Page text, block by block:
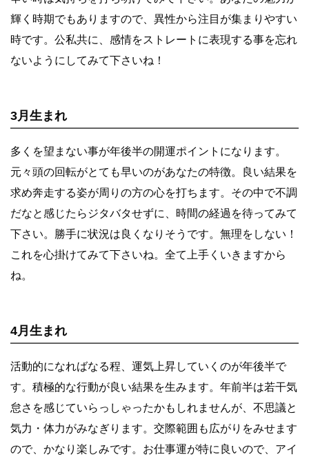
輝く時期でもありますので、異性から注目が集まりやすい
時です。公私共に、感情をストレートに表現する事を忘れ
ないようにしてみて下さいね！
3月生まれ
多くを望まない事が年後半の開運ポイントになります。
元々頭の回転がとても早いのがあなたの特徴。良い結果を
求め奔走する姿が周りの方の心を打ちます。その中で不調
だなと感じたらジタバタせずに、時間の経過を待ってみて
下さい。勝手に状況は良くなりそうです。無理をしない！
これを心掛けてみて下さいね。全て上手くいきますから
ね。
4月生まれ
活動的になればなる程、運気上昇していくのが年後半で
す。積極的な行動が良い結果を生みます。年前半は若干気
怠さを感じていらっしゃったかもしれませんが、不思議と
気力・体力がみなぎります。交際範囲も広がりをみせます
ので、かなり楽しみです。お仕事運が特に良いので、アイ